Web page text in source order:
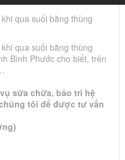
qua suối bằng thùng
qua suối bằng thùng
Bình Phước cho biết, trên
sửa chữa, bảo trì hệ
tôi để được tư vấn